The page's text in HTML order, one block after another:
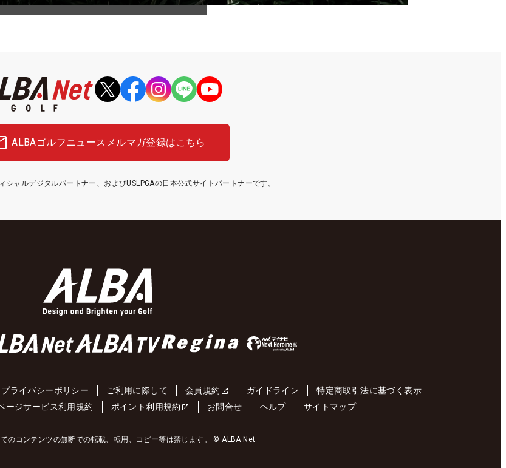
ALBAゴルフニュース メルマガ登録はこちら
シャルデジタルパートナー、およびUSLPGAの日本公式サイトパートナーです。
プライバシーポリシー ご利用に際して 会員規約 ガイドライン
特定商取引法に基づく表示
ージサービス利用規約 ポイント利用規約 お問合せ ヘルプ サイトマップ
のコンテンツの無断での転載、転用、コピー等は禁じます。 © ALBA Net